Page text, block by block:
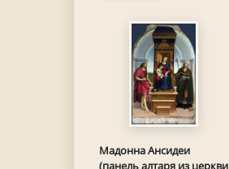
Мадонна Ансидеи
(панель алтаря из церкви